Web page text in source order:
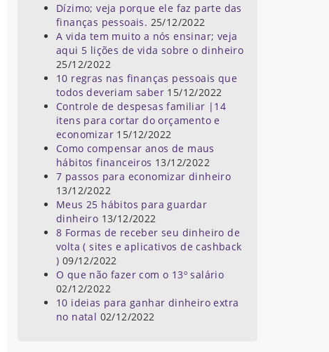
Dízimo; veja porque ele faz parte das
finanças pessoais. 25/12/2022
A vida tem muito a nós ensinar; veja
aqui 5 lições de vida sobre o dinheiro
25/12/2022
10 regras nas finanças pessoais que
todos deveriam saber 15/12/2022
Controle de despesas familiar |14
itens para cortar do orçamento e
economizar 15/12/2022
Como compensar anos de maus
hábitos financeiros 13/12/2022
7 passos para economizar dinheiro
13/12/2022
Meus 25 hábitos para guardar
dinheiro 13/12/2022
8 Formas de receber seu dinheiro de
volta ( sites e aplicativos de cashback
) 09/12/2022
O que não fazer com o 13º salário
02/12/2022
10 ideias para ganhar dinheiro extra
no natal 02/12/2022